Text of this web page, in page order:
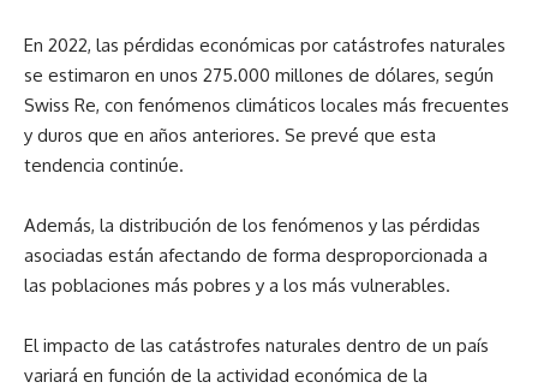
En 2022, las pérdidas económicas por catástrofes naturales
se estimaron en unos 275.000 millones de dólares, según
Swiss Re, con fenómenos climáticos locales más frecuentes
y duros que en años anteriores. Se prevé que esta
tendencia continúe.
Además, la distribución de los fenómenos y las pérdidas
asociadas están afectando de forma desproporcionada a
las poblaciones más pobres y a los más vulnerables.
El impacto de las catástrofes naturales dentro de un país
variará en función de la actividad económica de la